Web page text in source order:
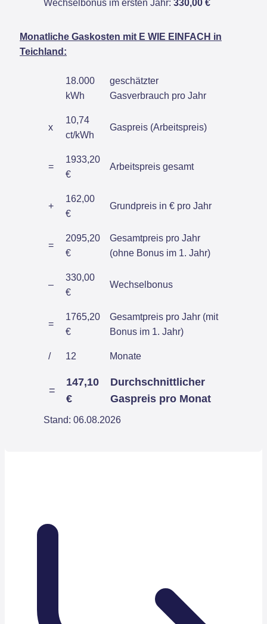
Wechselbonus im ersten Jahr: 330,00 €
Monatliche Gaskosten mit E WIE EINFACH in
Teichland:
18.000
kWh
geschätzter
Gasverbrauch pro Jahr
x
10,74
ct/kWh
Gaspreis (Arbeitspreis)
=
1933,20
€
Arbeitspreis gesamt
+
162,00
€
Grundpreis in € pro Jahr
=
2095,20
€
Gesamtpreis pro Jahr
(ohne Bonus im 1. Jahr)
–
330,00
€
Wechselbonus
=
1765,20
€
Gesamtpreis pro Jahr (mit
Bonus im 1. Jahr)
/ 12 Monate
=
147,10
€
Durchschnittlicher
Gaspreis pro Monat
Stand: 06.08.2026